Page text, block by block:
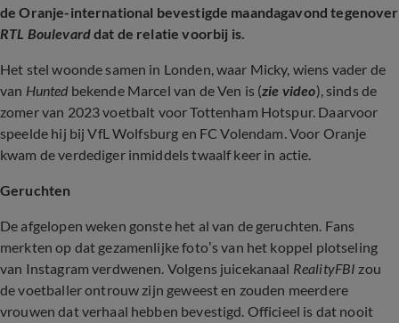
de Oranje-international bevestigde maandagavond tegenover
RTL Boulevarddat de relatie voorbij is.
Het stel woonde samen in Londen, waar Micky, wiens vader de
van Hunted bekende Marcel van de Ven is (zie video), sinds de
zomer van 2023 voetbalt voor Tottenham Hotspur. Daarvoor
speelde hij bij VfL Wolfsburg en FC Volendam. Voor Oranje
kwam de verdediger inmiddels twaalf keer in actie.
Geruchten
De afgelopen weken gonste het al van de geruchten. Fans
merkten op dat gezamenlijke foto’s van het koppel plotseling
van Instagram verdwenen. Volgens juicekanaal RealityFBI zou
de voetballer ontrouw zijn geweest en zouden meerdere
vrouwen dat verhaal hebben bevestigd. Officieel is dat nooit